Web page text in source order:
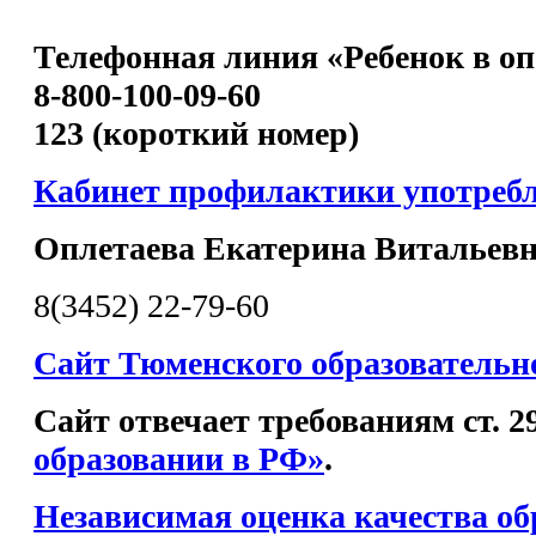
Телефонная линия «Ребенок в
8-800-100-09-60
123 (короткий номер)
Кабинет профилактики
Оплетаева Екатерина
8(3452) 22-79-60
Сайт Тюменского
Сайт отвечает требованиям ст.
образовании в РФ».
Независимая оценка качества